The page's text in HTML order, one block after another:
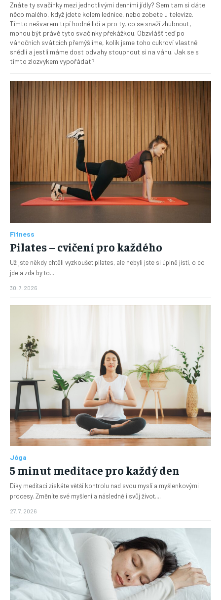
Znáte ty svačinky mezi jednotlivými denními jídly? Sem tam si dáte
něco malého, když jdete kolem lednice, nebo zobete u televize.
Tímto nešvarem trpí hodně lidí a pro ty, co se snaží zhubnout,
mohou být právě tyto svačinky překážkou. Obzvlášť teď po
vánočních svátcích přemýšlíme, kolik jsme toho cukroví vlastně
snědli a jestli máme dost odvahy stoupnout si na váhu. Jak se s
tímto zlozvykem vypořádat?
Fitness
Pilates – cvičení pro každého
Už jste někdy chtěli vyzkoušet pilates, ale nebyli jste si úplně jistí, o co
jde a zda by to...
30. 7. 2026
Jóga
5 minut meditace pro každý den
Díky meditaci získáte větší kontrolu nad svou myslí a myšlenkovými
procesy. Změníte své myšlení a následně i svůj život....
27. 7. 2026